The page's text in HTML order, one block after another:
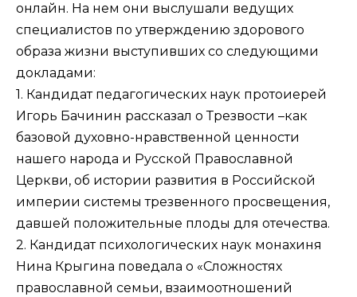
онлайн. На нем они выслушали ведущих
специалистов по утверждению здорового
образа жизни выступивших со следующими
докладами:
1. Кандидат педагогических наук протоиерей
Игорь Бачинин рассказал о Трезвости –как
базовой духовно-нравственной ценности
нашего народа и Русской Православной
Церкви, об истории развития в Российской
империи системы трезвенного просвещения,
давшей положительные плоды для отечества.
2. Кандидат психологических наук монахиня
Нина Крыгина поведала о «Сложностях
православной семьи, взаимоотношений